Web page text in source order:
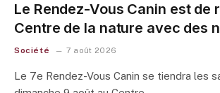
Le Rendez-Vous Canin est de
Centre de la nature avec des
Société 7 août 2026
Le 7e Rendez-Vous Canin se tiendra les